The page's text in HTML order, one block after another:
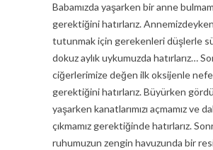
Babamızda yaşarken bir anne
gerektiğini hatırlarız.
tutunmak için gerekenleri düşlerle
dokuz aylık uykumuzda hatırlarız…
ciğerlerimize değen ilk oksijenle
gerektiğini hatırlarız. Büyürken
yaşarken kanatlarımızı açmamız ve
çıkmamız gerektiğinde hatırlarız.
ruhumuzun zengin havuzunda bir